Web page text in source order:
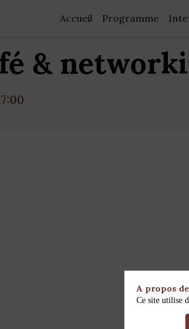
Accueil Programme
&
A propos
Ce site utilise